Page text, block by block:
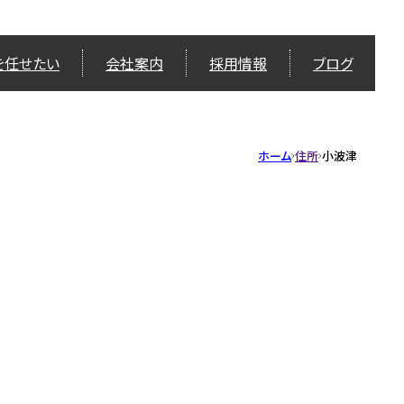
せたい 会社案内 採用情報 ブログ
ホーム 住所 小波津